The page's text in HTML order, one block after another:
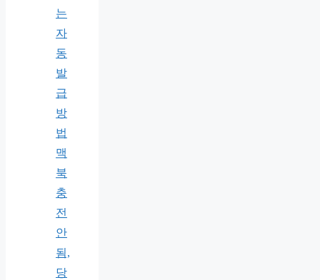
는
자
동
발
급
방
법
맥
북
충
전
안
됨,
당